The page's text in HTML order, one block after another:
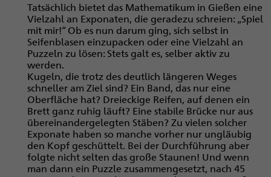
Tatsächlich bietet das Mathematikum in Gießen eine
Vielzahl an Exponaten, die geradezu schreien: „Spiel
mit mir!“ Ob es nun darum ging, sich selbst in
Seifenblasen einzupacken oder eine Vielzahl an
Puzzeln zu lösen: Stets galt es, selber aktiv zu
werden.
Kugeln, die trotz des deutlich längeren Weges
schneller am Ziel sind? Ein Band, das nur eine
Oberfläche hat? Dreieckige Reifen, auf denen ein
Brett ganz ruhig läuft? Eine stabile Brücke nur aus
übereinandergelegten Stäben? Zu vielen solcher
Exponate haben so manche vorher nur ungläubig
den Kopf geschüttelt. Bei der Durchführung aber
folgte nicht selten das große Staunen! Und wenn
man dann ein Puzzle zusammengesetzt, nach 45